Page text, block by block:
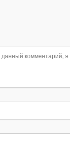
данный комментарий,